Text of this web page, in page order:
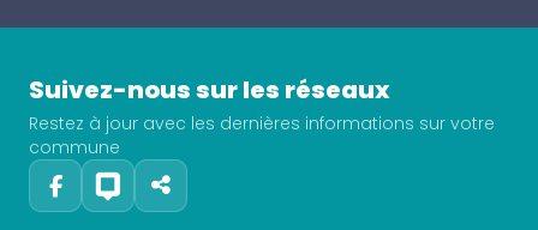
Suivez-nous sur les réseaux
Restez à jour avec les dernières informations sur votre
commune